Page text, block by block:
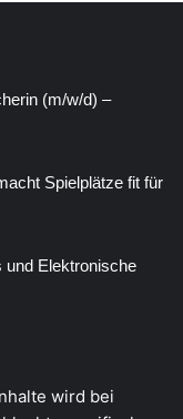
(m/w/d) –
Spielplätze fit für
und Elektronische
wird bei